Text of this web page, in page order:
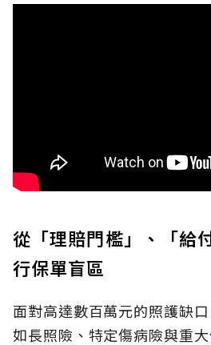
從「理賠門檻」、「給
行保單盲區
面對高達數百萬元的照護缺
如長照險、特定傷病險與重